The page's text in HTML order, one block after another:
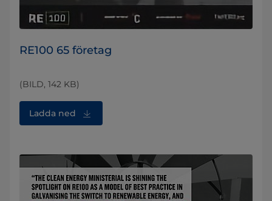
RE100 65 företag
(BILD, 142 KB)
Ladda ned